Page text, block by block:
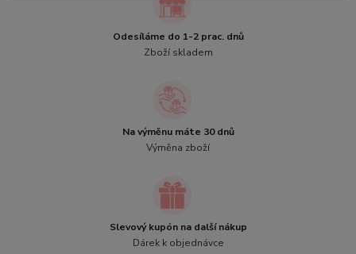
Odesíláme do 1-2 prac. dnů
Zboží skladem
Na výměnu máte 30 dnů
Výměna zboží
Slevový kupón na další nákup
Dárek k objednávce